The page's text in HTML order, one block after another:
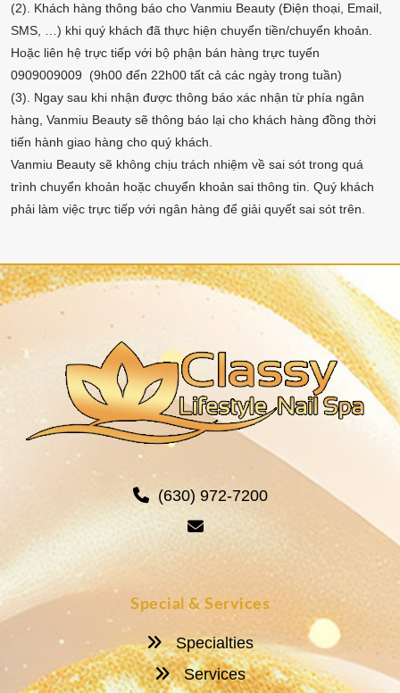
(2). Khách hàng thông báo cho Vanmiu Beauty (Điện thoại, Email,
SMS, …) khi quý khách đã thực hiện chuyển tiền/chuyển khoản.
Hoặc liên hệ trực tiếp với bộ phận bán hàng trực tuyến
0909009009 (9h00 đến 22h00 tất cả các ngày trong tuần)
(3). Ngay sau khi nhận được thông báo xác nhận từ phía ngân
hàng, Vanmiu Beauty sẽ thông báo lại cho khách hàng đồng thời
tiến hành giao hàng cho quý khách.
Vanmiu Beauty sẽ không chịu trách nhiệm về sai sót trong quá
trình chuyển khoản hoặc chuyển khoản sai thông tin. Quý khách
phải làm việc trực tiếp với ngân hàng để giải quyết sai sót trên.
(630) 972-7200
Special & Services
Specialties
Services